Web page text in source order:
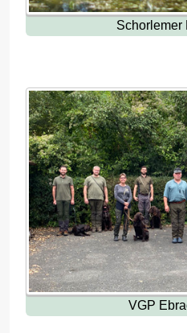
Schorlemer
VGP